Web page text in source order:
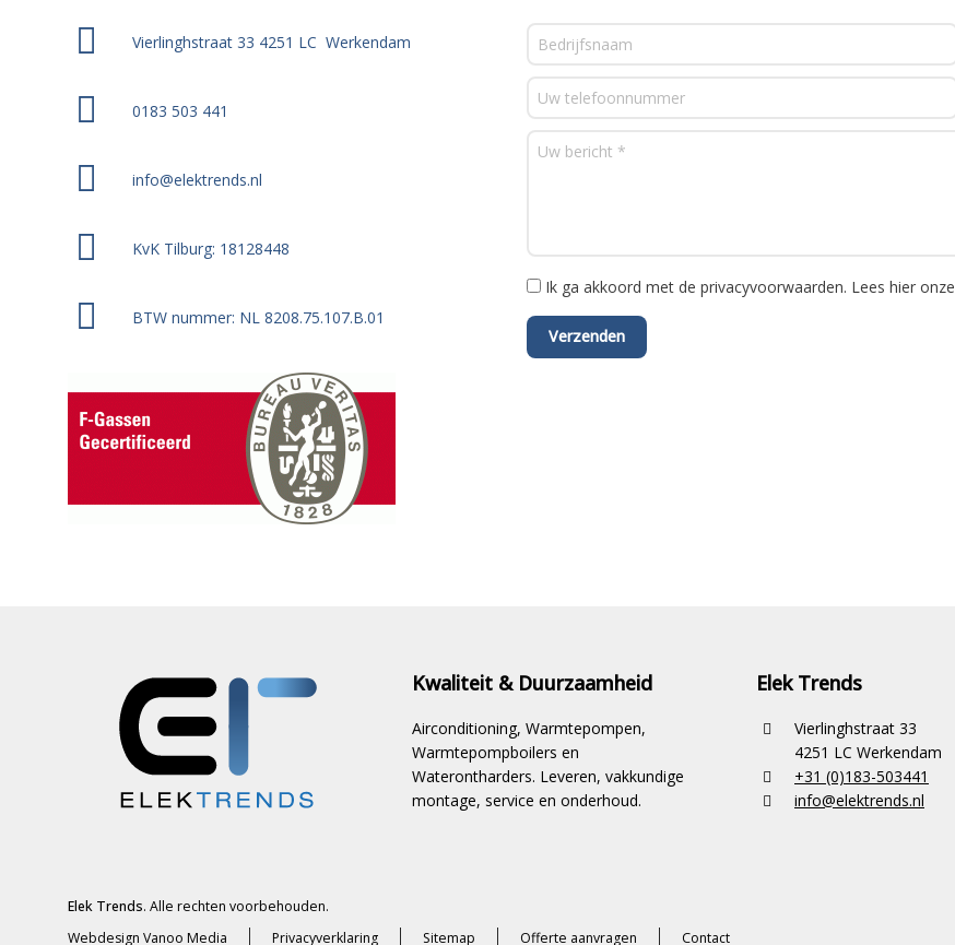
Vierlinghstraat 33 4251 LC Werkendam
0183 503 441
info@elektrends.nl
KvK Tilburg: 18128448
BTW nummer: NL 8208.75.107.B.01
Ik ga akkoord met de privacyvoorwaarden. Lees hier onze
Kwaliteit & Duurzaamheid
Airconditioning, Warmtepompen,
Warmtepompboilers en
Waterontharders. Leveren, vakkundige
montage, service en onderhoud.
Elek Trends
Vierlinghstraat 33
4251 LC Werkendam
+31 (0)183-503441
info@elektrends.nl
Elek Trends. Alle rechten voorbehouden.
Webdesign Vanoo Media
Privacyverklaring Sitemap Offerte aanvragen Contact